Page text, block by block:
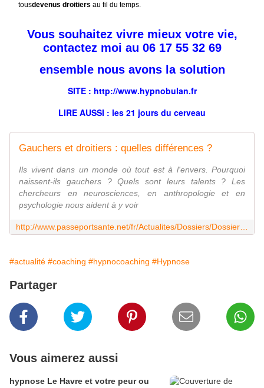
tousdevenus droitiers au fil du temps.
Vous souhaitez vivre mieux votre vie,
contactez moi au 06 17 55 32 69
ensemble nous avons la solution
SITE : http://www.hypnobulan.fr
LIRE AUSSI : les 21 jours du cerveau
Gauchers et droitiers : quelles différences ?
Ils vivent dans un monde où tout est à l'envers. Pourquoi
naissent-ils gauchers ? Quels sont leurs talents ? Les
chercheurs en neurosciences, en anthropologie et en
psychologie nous aident à y voir
#actualité #coaching #hypnocoaching #Hypnose
Partager
Vous aimerez aussi
hypnose Le Havre et votre peur ou